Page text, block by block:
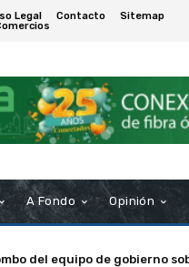
Legal Contacto
Sitemap
A Fondo Opinión
del equipo de gobierno
Honor a Manuel Rosendo